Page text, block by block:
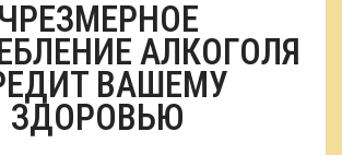
ЧРЕЗМЕРНОЕ
АЛКОГОЛЯ
ВАШЕМУ
ЗДОРОВЬЮ